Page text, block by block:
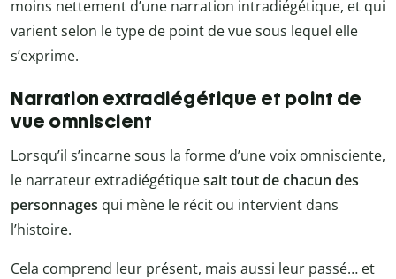
moins nettement d’une narration intradiégétique, et qui
varient selon le type de point de vue sous lequel elle
s’exprime.
Narration extradiégétique et point de
vue omniscient
Lorsqu’il s’incarne sous la forme d’une voix omnisciente,
le narrateur extradiégétiquesait tout de chacun des
personnages qui mène le récit ou intervient dans
l’histoire.
Cela comprend leur présent, mais aussi leur passé… et